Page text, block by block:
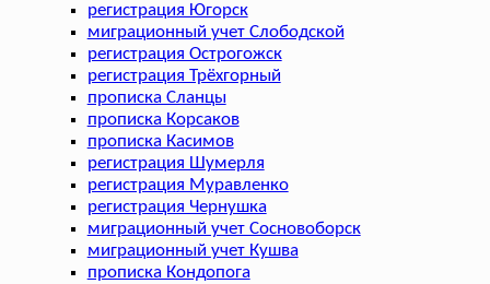
регистрация Югорск
миграционный учет Слободской
регистрация Острогожск
регистрация Трёхгорный
прописка Сланцы
прописка Корсаков
прописка Касимов
регистрация Шумерля
регистрация Муравленко
регистрация Чернушка
миграционный учет Сосновоборск
миграционный учет Кушва
прописка Кондопога